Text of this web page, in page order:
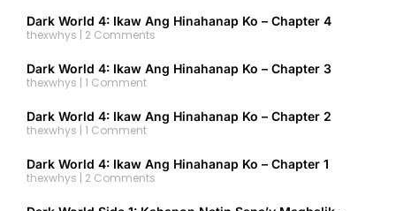
Dark World 4: Ikaw Ang Hinahanap Ko – Chapter 4
thexwhys
2 Comments
Dark World 4: Ikaw Ang Hinahanap Ko – Chapter 3
thexwhys 1 Comment
Dark World 4: Ikaw Ang Hinahanap Ko – Chapter 2
thexwhys 1 Comment
Dark World 4: Ikaw Ang Hinahanap Ko – Chapter 1
thexwhys
2 Comments